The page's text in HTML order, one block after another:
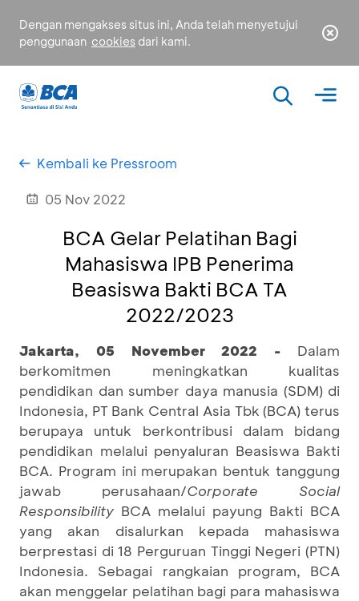
Dengan mengakses situs ini, Anda telah menyetujui
penggunaan cookies dari kami.
Kembali ke Pressroom
05 Nov 2022
BCA Gelar Pelatihan Bagi
Mahasiswa IPB Penerima
Beasiswa Bakti BCA TA
2022/2023
Jakarta, 05 November 2022 - Dalam
berkomitmen meningkatkan kualitas
pendidikan dan sumber daya manusia (SDM) di
Indonesia, PT Bank Central Asia Tbk (BCA) terus
berupaya untuk berkontribusi dalam bidang
pendidikan melalui penyaluran Beasiswa Bakti
BCA. Program ini merupakan bentuk tanggung
jawab perusahaan/Corporate Social
Responsibility BCA melalui payung Bakti BCA
yang akan disalurkan kepada mahasiswa
berprestasi di 18 Perguruan Tinggi Negeri (PTN)
Indonesia. Sebagai rangkaian program, BCA
akan menggelar pelatihan bagi para mahasiswa